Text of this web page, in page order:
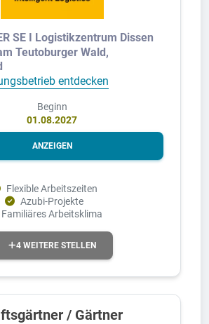
SE I Logistikzentrum Dissen
Teutoburger Wald,
entdecken
Beginn
01.08.2027
ANZEIGEN
Flexible Arbeitszeiten
Azubi-Projekte
Familiäres Arbeitsklima
4 WEITERE STELLEN
/ Gärtner